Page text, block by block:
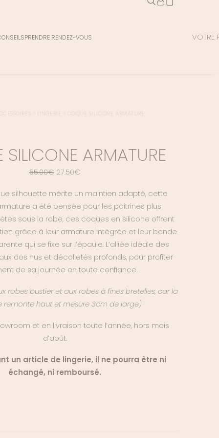
PRENDRE RENDEZ-VOUS VOTRE
COQUE SILICONE ARMATURE
ARMATURE
55.00€ LE
INITIAL
ÉTAIT :
55.00€.
27.50€LE
ACTUEL
EST :
27.50€.
silhouette mérite un maintien adapté, cette
a été pensée pour les poitrines plus
sous la robe, ces coques en silicone offrent
grâce à leur armature intégrée et leur bande
qui se fixe sur l’épaule. L’alliée idéale des
dos nus et décolletés profonds, pour profiter
de sa journée en toute confiance.
robes bustier et aux robes à fines bretelles, car la
remonte haut et mesure 3cm de large)
et en livraison toute l’année, hors mois
d’août.
un article de lingerie, il ne pourra être ni
échangé, ni remboursé.